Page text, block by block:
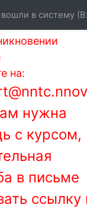
на:
нужна
с курсом,
в письме
ссылку
в систему (